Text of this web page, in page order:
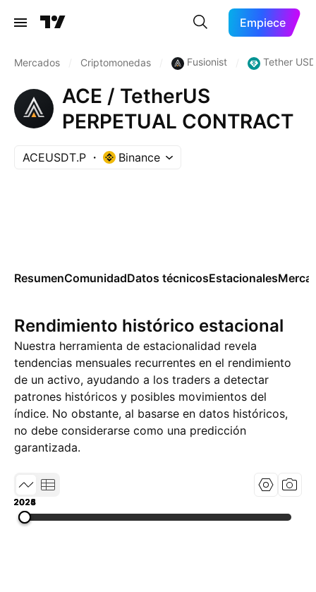
Empiece
Mercados Criptomonedas Fusionist Tether
ACE / TetherUS
PERPETUAL CONTRACT
ACEUSDT.P Binance
ResumenComunidadDatos técnicosEstacionales
Rendimiento histórico estacional
Nuestra herramienta de estacionalidad revela
tendencias mensuales recurrentes en el rendimiento
de un activo, ayudando a los traders a detectar
patrones históricos y posibles movimientos del
índice. No obstante, al basarse en datos históricos,
no debe considerarse como una predicción
garantizada.
2023
2024
2025
2026